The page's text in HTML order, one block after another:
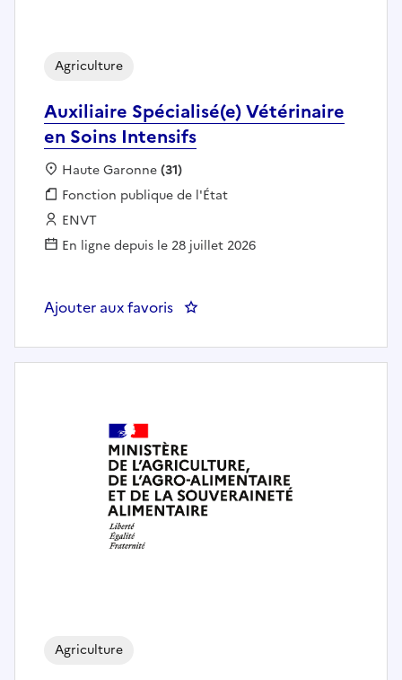
Auxiliaire Spécialisé(e) Vétérinaire
en Soins Intensifs
Agriculture
Localisation :
Haute Garonne(31)
Fonction publique :
Fonction publique de l'État
Employeur :
ENVT
En ligne depuis le 28 juillet 2026
Ajouter aux favoris : Auxiliaire Spécialisé(e)
Agriculture